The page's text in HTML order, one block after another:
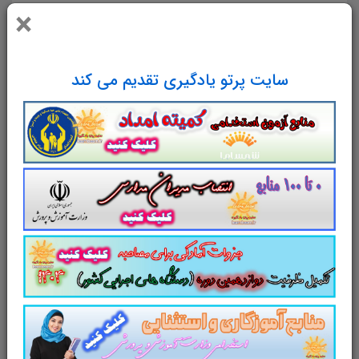
×
سایت پرتو یادگیری تقدیم می کند
کنندگان در آزمون های استخدامی باشد
لینک دانلود
مجموعهتستکتاب روش
تحلیل سیاسی
کاری از سایت پرتو یادگیری
سایت علمی، آموزشی و فرهنگی پرتو